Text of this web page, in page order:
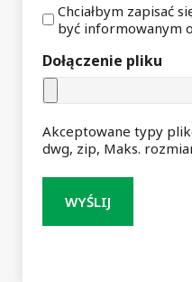
Chciałbym zapisać
być informowanym
Dołączenie pliku
Akceptowane typy
dwg, zip, Maks.